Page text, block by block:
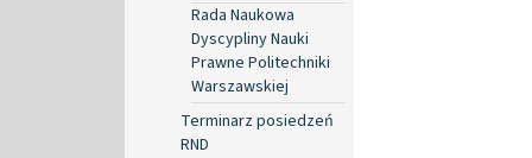
Rada Naukowa
Dyscypliny Nauki
Prawne Politechniki
Warszawskiej
Terminarz posiedzeń
RND